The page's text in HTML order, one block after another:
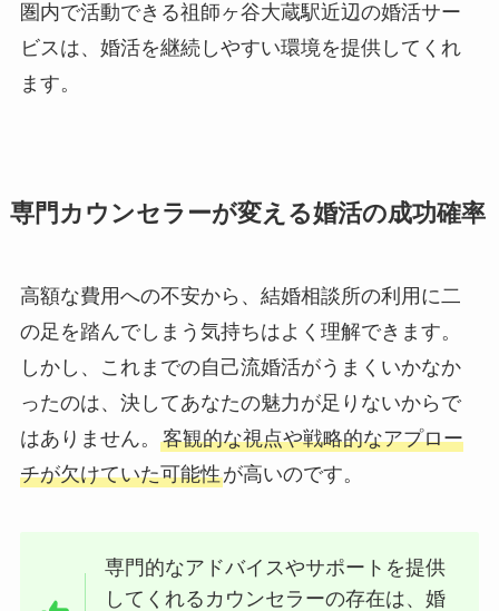
圏内で活動できる祖師ヶ谷大蔵駅近辺の婚活サー
ビスは、婚活を継続しやすい環境を提供してくれ
ます。
専門カウンセラーが変える婚活の成功確率
高額な費用への不安から、結婚相談所の利用に二
の足を踏んでしまう気持ちはよく理解できます。
しかし、これまでの自己流婚活がうまくいかなか
ったのは、決してあなたの魅力が足りないからで
はありません。 客観的な視点や戦略的なアプロー
チが欠けていた可能性が高いのです。
専門的なアドバイスやサポートを提供
してくれるカウンセラーの存在は、婚